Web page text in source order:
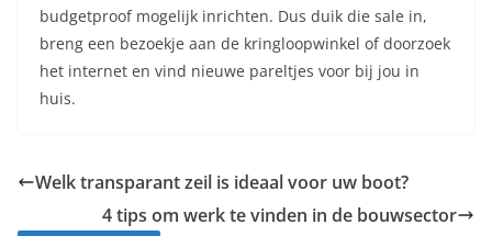
budgetproof mogelijk inrichten. Dus duik die sale in,
breng een bezoekje aan de kringloopwinkel of doorzoek
het internet en vind nieuwe pareltjes voor bij jou in
huis.
Welk transparant zeil is ideaal voor uw boot?
4 tips om werk te vinden in de bouwsector